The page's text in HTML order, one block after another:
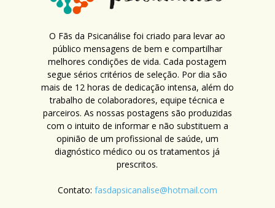
O Fãs da Psicanálise foi criado para levar ao
público mensagens de bem e compartilhar
melhores condições de vida. Cada postagem
segue sérios critérios de seleção. Por dia são
mais de 12 horas de dedicação intensa, além do
trabalho de colaboradores, equipe técnica e
parceiros. As nossas postagens são produzidas
com o intuito de informar e não substituem a
opinião de um profissional de saúde, um
diagnóstico médico ou os tratamentos já
prescritos.
Contato: fasdapsicanalise@hotmail.com